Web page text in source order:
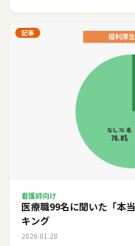
記事
看護師向け
医療職99名に聞いた「本
キング
2026.01.28